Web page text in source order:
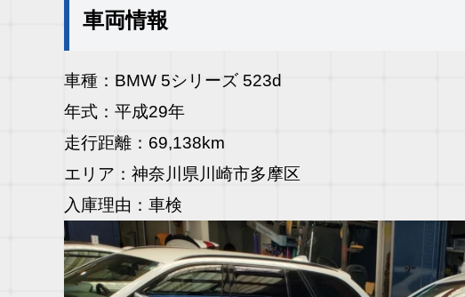
車両情報
車種：BMW 5シリーズ 523d
年式：平成29年
走行距離：69,138km
エリア：神奈川県川崎市多摩区
入庫理由：車検